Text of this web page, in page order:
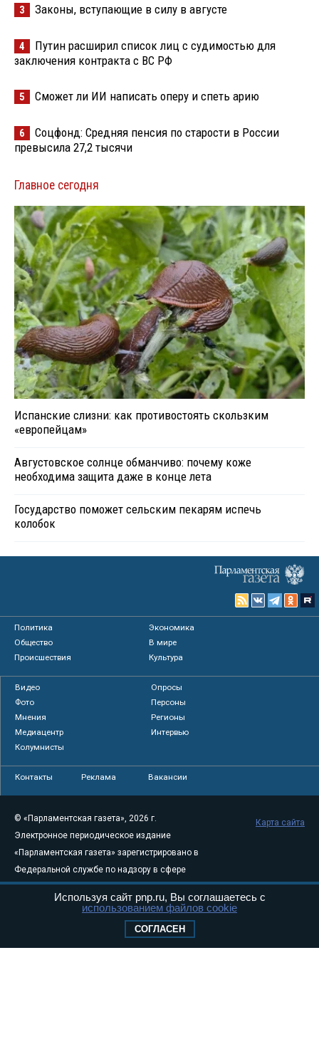
3 Законы, вступающие в силу в августе
4
Путин расширил список лиц с судимостью для
заключения контракта с ВС РФ
5 Сможет ли ИИ написать оперу и спеть арию
6
Соцфонд: Средняя пенсия по старости в России
превысила 27,2 тысячи
Главное сегодня
Испанские слизни: как противостоять скользким
«европейцам»
Августовское солнце обманчиво: почему коже
необходима защита даже в конце лета
Государство поможет сельским пекарям испечь
колобок
Политика
Экономика
Общество
В мире
Происшествия
Культура
Видео
Опросы
Фото
Персоны
Мнения
Регионы
Медиацентр
Интервью
Колумнисты
Контакты Реклама Вакансии
© «Парламентская газета», 2026 г.
Электронное периодическое издание
«Парламентская газета» зарегистрировано в
Федеральной службе по надзору в сфере
связи, информационных технологий и
массовых коммуникаций (Роскомнадзор) 05
Свидетельство о регистрации Эл № ФС77-
Карта сайта
Используя сайт pnp.ru, Вы соглашаетесь с
использованием файлов cookie
СОГЛАСЕН